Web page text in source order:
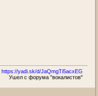
https://yadi.sk/d/JaQmgTi5acxEG
Ушел с форума "вокалистов"